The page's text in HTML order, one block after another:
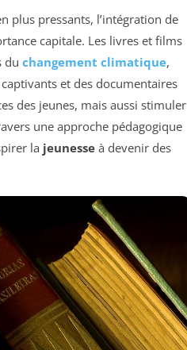
plus pressants, l’intégration de
capitale. Les livres et films
du changement climatique,
et des documentaires
des jeunes, mais aussi stimuler
une approche pédagogique
la jeunesse à devenir des